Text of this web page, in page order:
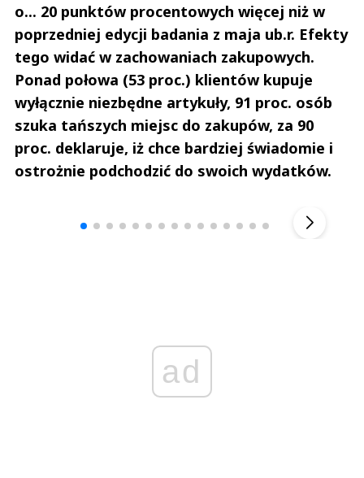
o... 20 punktów procentowych więcej niż w
poprzedniej edycji badania z maja ub.r. Efekty
tego widać w zachowaniach zakupowych.
Ponad połowa (53 proc.) klientów kupuje
wyłącznie niezbędne artykuły, 91 proc. osób
szuka tańszych miejsc do zakupów, za 90
proc. deklaruje, iż chce bardziej świadomie i
ostrożnie podchodzić do swoich wydatków.
ad